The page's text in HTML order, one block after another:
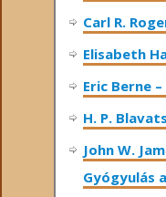
Carl R.
Elisabeth
Eric Berne
H. P.
John W.
Gyógyulás